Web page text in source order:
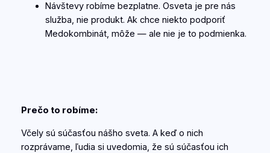
Návštevy robíme bezplatne. Osveta je pre nás
služba, nie produkt. Ak chce niekto podporiť
Medokombinát, môže — ale nie je to podmienka.
Prečo to robíme:
Včely sú súčasťou nášho sveta. A keď o nich
rozprávame, ľudia si uvedomia, že sú súčasťou ich